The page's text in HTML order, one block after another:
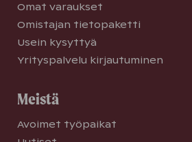
Omat varaukset
Omistajan tietopaketti
Usein kysyttyä
Yrityspalvelu kirjautuminen
Meistä
Avoimet työpaikat